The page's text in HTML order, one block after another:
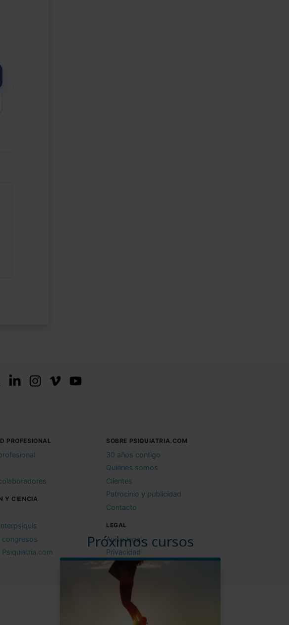
Próximos cursos
PROFESIONAL
Y CIENCIA
congresos
Psiquiatria.com
SOBRE PSIQUIATRIA.COM
30 años contigo
Quiénes somos
Clientes
Patrocinio y publicidad
Contacto
LEGAL
Aviso legal
Privacidad
Cookies
Condiciones de uso